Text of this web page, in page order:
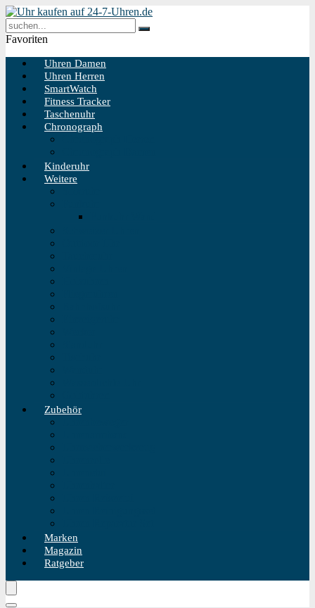
Favoriten
Uhren Damen
Uhren Herren
SmartWatch
Fitness Tracker
Taschenuhr
Chronograph
Kinderuhr
Weitere
Zubehör
Marken
Magazin
Ratgeber